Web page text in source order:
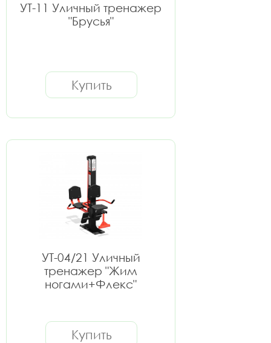
УТ-11 Уличный тренажер
"Брусья"
Купить
УТ-04/21 Уличный
тренажер "Жим
ногами+Флекс"
Купить